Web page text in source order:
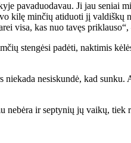
pa­va­duo­da­vau. Ji jau se­niai
ki­lę min­čių ati­duo­ti jį
vi­sa, kas nuo ta­vęs pri­klau­so“,
sten­gė­si pa­dė­ti, nak­ti­mis
ne­si­skun­dė, kad
ir sep­ty­nių jų vai­kų,